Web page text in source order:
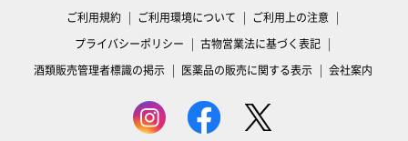
ご利用規約 ご利用環境について
ご利用上の注意
プライバシーポリシー
古物営業法に基づく表記
酒類販売管理者標識の掲示
医薬品の販売に関する表示 会社案内